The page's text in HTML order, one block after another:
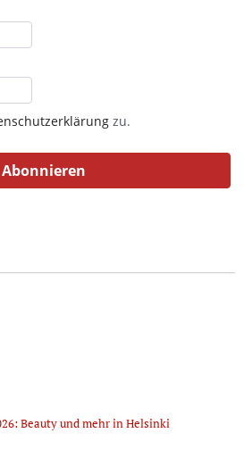
zu.
Beauty und mehr in Helsinki